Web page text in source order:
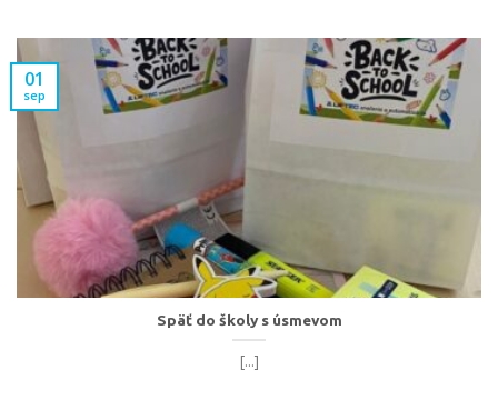
Späť do školy s úsmevom
[...]
01
sep